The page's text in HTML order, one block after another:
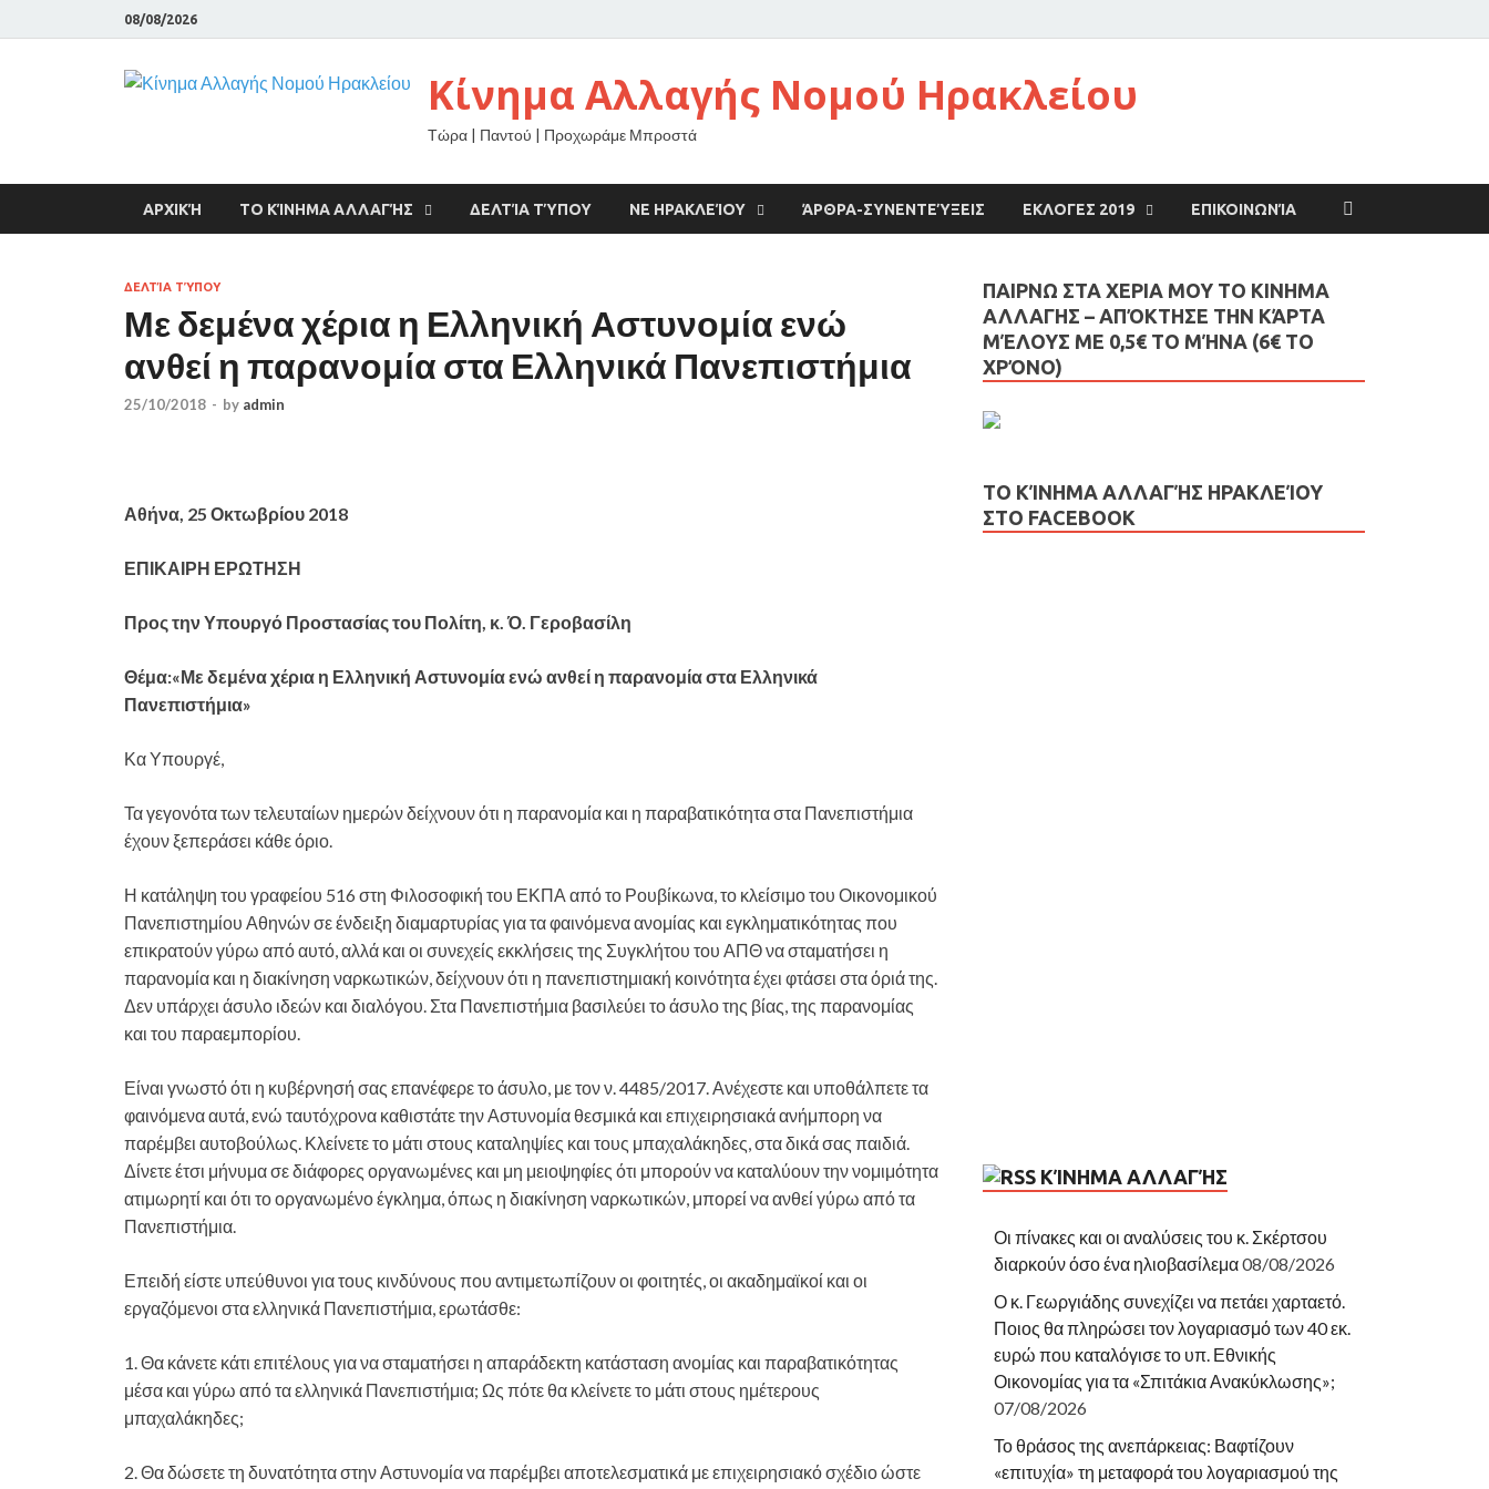
08/08/2026
Κίνημα Αλλαγής Νομού Ηρακλείου
Τώρα | Παντού | Προχωράμε Μπροστά
ΑΡΧΙΚΉ ΤΟ ΚΊΝΗΜΑ ΑΛΛΑΓΉΣ ΔΕΛΤΊΑ ΤΎΠΟΥ ΝΕ ΗΡΑΚΛΕΊΟΥ ΆΡΘΡΑ-ΣΥΝΕΝΤΕΎΞΕΙΣ ΕΚΛΟΓΕΣ 2019 ΕΠΙΚΟΙΝΩΝΊΑ
ΔΕΛΤΊΑ ΤΎΠΟΥ
Με δεμένα χέρια η Ελληνική Αστυνομία ενώ
ανθεί η παρανομία στα Ελληνικά Πανεπιστήμια
25/10/2018 - by admin
Αθήνα, 25 Οκτωβρίου 2018
ΕΠΙΚΑΙΡΗ ΕΡΩΤΗΣΗ
Προς την Υπουργό Προστασίας του Πολίτη, κ. Ό. Γεροβασίλη
Θέμα:«Με δεμένα χέρια η Ελληνική Αστυνομία ενώ ανθεί η παρανομία στα Ελληνικά
Πανεπιστήμια»
Κα Υπουργέ,
Τα γεγονότα των τελευταίων ημερών δείχνουν ότι η παρανομία και η παραβατικότητα στα Πανεπιστήμια
έχουν ξεπεράσει κάθε όριο.
Η κατάληψη του γραφείου 516 στη Φιλοσοφική του ΕΚΠΑ από το Ρουβίκωνα, το κλείσιμο του Οικονομικού
Πανεπιστημίου Αθηνών σε ένδειξη διαμαρτυρίας για τα φαινόμενα ανομίας και εγκληματικότητας που
επικρατούν γύρω από αυτό, αλλά και οι συνεχείς εκκλήσεις της Συγκλήτου του ΑΠΘ να σταματήσει η
παρανομία και η διακίνηση ναρκωτικών, δείχνουν ότι η πανεπιστημιακή κοινότητα έχει φτάσει στα όριά της.
Δεν υπάρχει άσυλο ιδεών και διαλόγου. Στα Πανεπιστήμια βασιλεύει το άσυλο της βίας, της παρανομίας
και του παραεμπορίου.
Είναι γνωστό ότι η κυβέρνησή σας επανέφερε το άσυλο, με τον ν. 4485/2017. Ανέχεστε και υποθάλπετε τα
φαινόμενα αυτά, ενώ ταυτόχρονα καθιστάτε την Αστυνομία θεσμικά και επιχειρησιακά ανήμπορη να
παρέμβει αυτοβούλως. Κλείνετε το μάτι στους καταληψίες και τους μπαχαλάκηδες, στα δικά σας παιδιά.
Δίνετε έτσι μήνυμα σε διάφορες οργανωμένες και μη μειοψηφίες ότι μπορούν να καταλύουν την νομιμότητα
ατιμωρητί και ότι το οργανωμένο έγκλημα, όπως η διακίνηση ναρκωτικών, μπορεί να ανθεί γύρω από τα
Πανεπιστήμια.
Επειδή είστε υπεύθυνοι για τους κινδύνους που αντιμετωπίζουν οι φοιτητές, οι ακαδημαϊκοί και οι
εργαζόμενοι στα ελληνικά Πανεπιστήμια, ερωτάσθε:
1. Θα κάνετε κάτι επιτέλους για να σταματήσει η απαράδεκτη κατάσταση ανομίας και παραβατικότητας
μέσα και γύρω από τα ελληνικά Πανεπιστήμια; Ως πότε θα κλείνετε το μάτι στους ημέτερους
μπαχαλάκηδες;
2. Θα δώσετε τη δυνατότητα στην Αστυνομία να παρέμβει αποτελεσματικά με επιχειρησιακό σχέδιο ώστε
ΠΑΙΡΝΩ ΣΤΑ ΧΕΡΙΑ ΜΟΥ ΤΟ ΚΙΝΗΜΑ
ΑΛΛΑΓΗΣ – AΠΌΚΤΗΣΕ ΤΗΝ ΚΆΡΤΑ
ΜΈΛΟΥΣ ΜΕ 0,5€ ΤΟ ΜΉΝΑ (6€ ΤΟ
ΧΡΌΝΟ)
ΤΟ ΚΊΝΗΜΑ ΑΛΛΑΓΉΣ ΗΡΑΚΛΕΊΟΥ
ΣΤΟ FACEBOOK
ΚΊΝΗΜΑ ΑΛΛΑΓΉΣ
Οι πίνακες και οι αναλύσεις του κ. Σκέρτσου
διαρκούν όσο ένα ηλιοβασίλεμα08/08/2026
Ο κ. Γεωργιάδης συνεχίζει να πετάει χαρταετό.
Ποιος θα πληρώσει τον λογαριασμό των 40 εκ.
ευρώ που καταλόγισε το υπ. Εθνικής
Οικονομίας για τα «Σπιτάκια Ανακύκλωσης»;
07/08/2026
Το θράσος της ανεπάρκειας: Βαφτίζουν
«επιτυχία» τη μεταφορά του λογαριασμού της